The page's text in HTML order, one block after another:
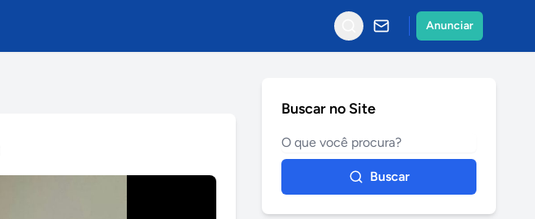
Anunciar
Buscar no Site
Buscar